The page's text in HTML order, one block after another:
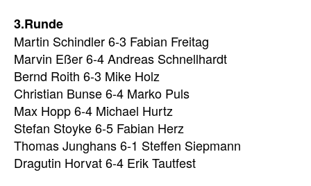
3.Runde
Martin Schindler 6-3 Fabian Freitag
Marvin Eßer 6-4 Andreas Schnellhardt
Bernd Roith 6-3 Mike Holz
Christian Bunse 6-4 Marko Puls
Max Hopp 6-4 Michael Hurtz
Stefan Stoyke 6-5 Fabian Herz
Thomas Junghans 6-1 Steffen Siepmann
Dragutin Horvat 6-4 Erik Tautfest